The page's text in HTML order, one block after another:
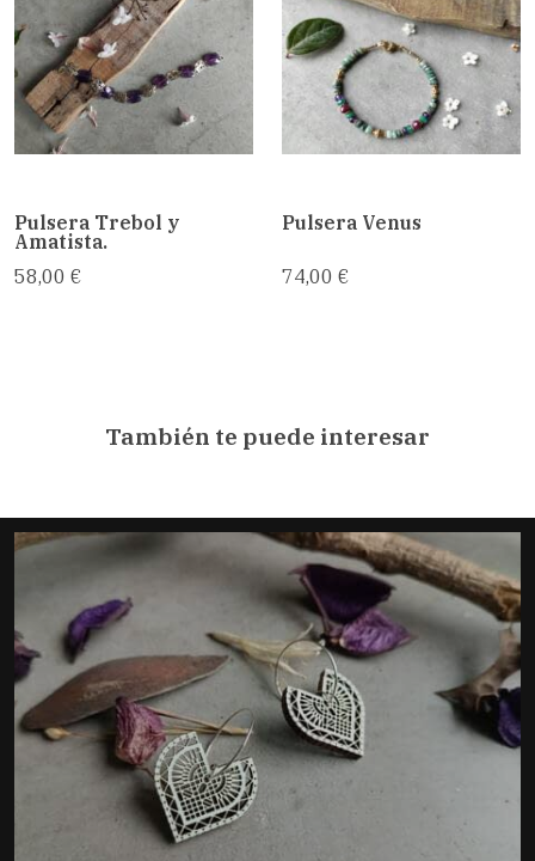
Pulsera Trebol y
Amatista.
58,00 €
Pulsera Venus
74,00 €
También te puede interesar